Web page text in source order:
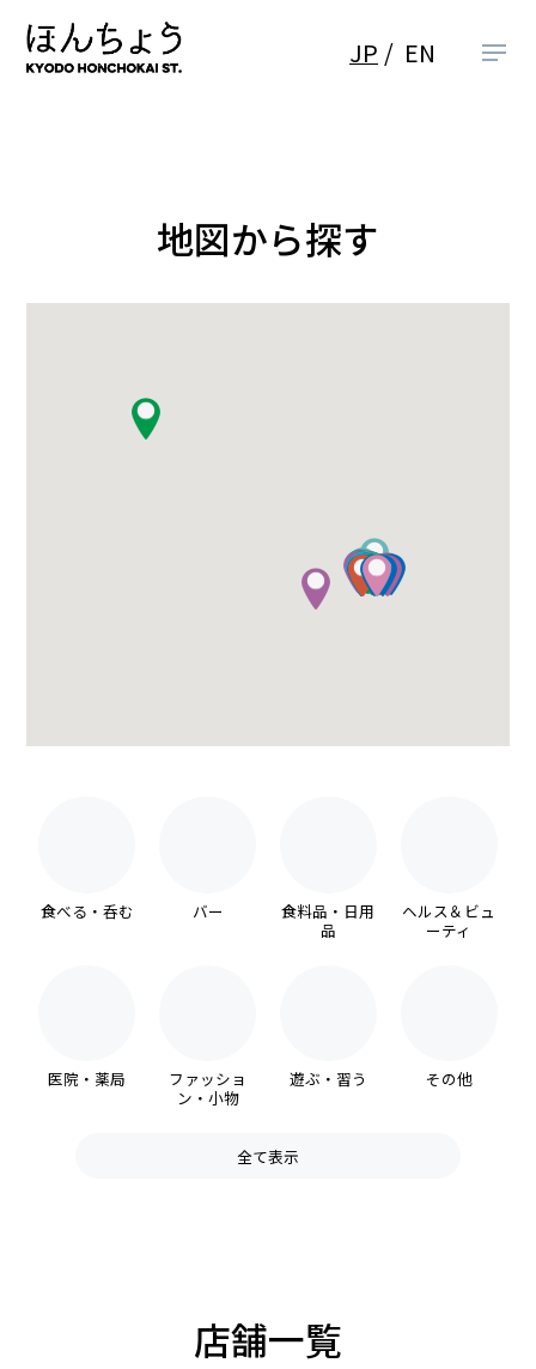
JP EN
地図から探す
食べる・呑む バー
食料品・日用
品
ヘルス＆ビュ
ーティ
医院・薬局
ファッショ
ン・小物
遊ぶ・習う その他
全て表示
店舗一覧